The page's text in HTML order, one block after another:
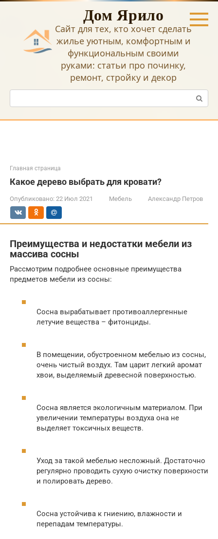
Перейти
Дом Ярило
Сайт для тех, кто хочет сделать
жилье уютным, комфортным и
функциональным своими
руками: статьи про починку,
ремонт, стройку и декор
Поиск:
Главная страница
Какое дерево выбрать для кровати?
Опубликовано: 22 Июл 2021 Мебель Александр Петров
Преимущества и недостатки мебели из
массива сосны
Рассмотрим подробнее основные преимущества
предметов мебели из сосны:
Сосна вырабатывает противоаллергенные
летучие вещества – фитонциды.
В помещении, обустроенном мебелью из сосны,
очень чистый воздух. Там царит легкий аромат
хвои, выделяемый древесной поверхностью.
Сосна является экологичным материалом. При
увеличении температуры воздуха она не
выделяет токсичных веществ.
Уход за такой мебелью несложный. Достаточно
регулярно проводить сухую очистку поверхности
и полировать дерево.
Сосна устойчива к гниению, влажности и
перепадам температуры.